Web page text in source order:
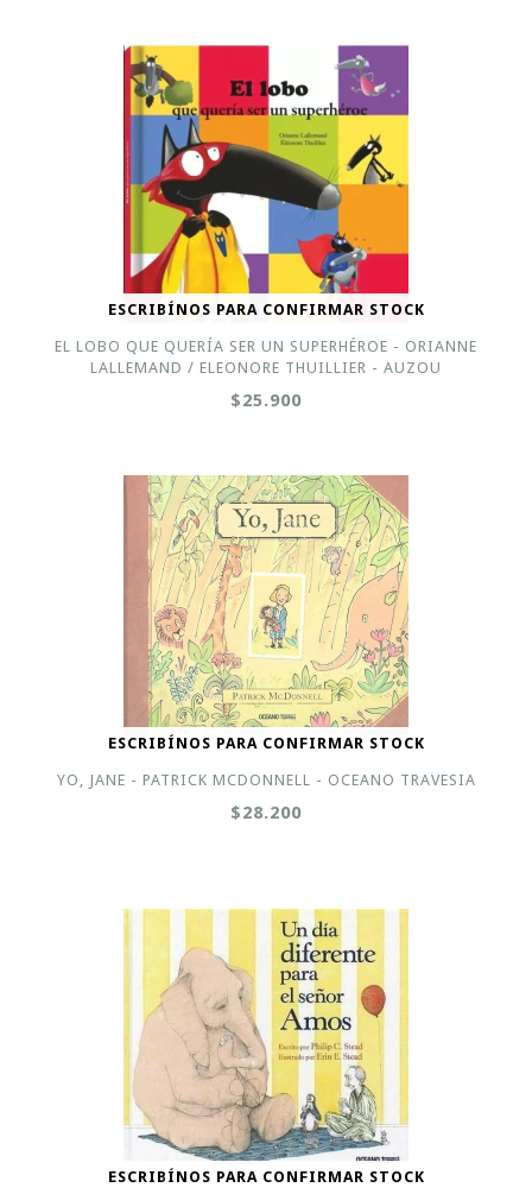
ESCRIBÍNOS PARA CONFIRMAR STOCK
EL LOBO QUE QUERÍA SER UN SUPERHÉROE - ORIANNE
LALLEMAND / ELEONORE THUILLIER - AUZOU
$25.900
ESCRIBÍNOS PARA CONFIRMAR STOCK
YO, JANE - PATRICK MCDONNELL - OCEANO TRAVESIA
$28.200
ESCRIBÍNOS PARA CONFIRMAR STOCK